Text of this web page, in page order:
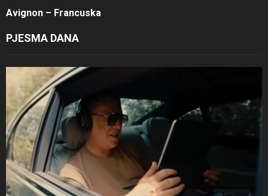
Avignon – Francuska
PJESMA DANA